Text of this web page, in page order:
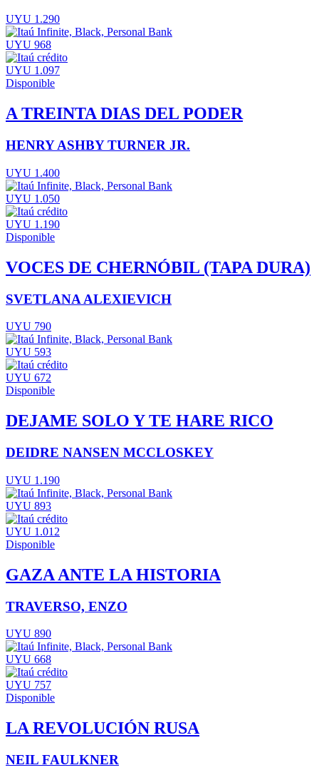
UYU 1.290
UYU 968
UYU 1.097
Disponible
A TREINTA DIAS DEL PODER
HENRY ASHBY TURNER JR.
UYU 1.400
UYU 1.050
UYU 1.190
Disponible
VOCES DE CHERNÓBIL (TAPA DURA)
SVETLANA ALEXIEVICH
UYU 790
UYU 593
UYU 672
Disponible
DEJAME SOLO Y TE HARE RICO
DEIDRE NANSEN MCCLOSKEY
UYU 1.190
UYU 893
UYU 1.012
Disponible
GAZA ANTE LA HISTORIA
TRAVERSO, ENZO
UYU 890
UYU 668
UYU 757
Disponible
LA REVOLUCIÓN RUSA
NEIL FAULKNER